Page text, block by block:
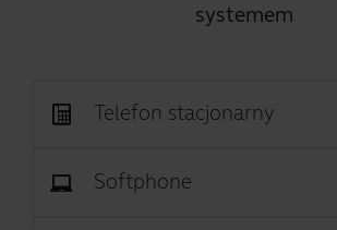
systemem
Telefon stacjonarny
Softphone